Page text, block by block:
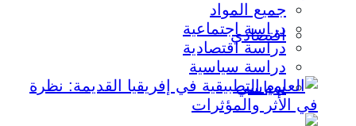
اقتصادي
سياسي
جميع المواد
دراسة اجتماعية
دراسة اقتصادية
دراسة سياسية